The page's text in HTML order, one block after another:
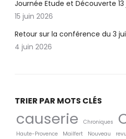
Journée Etude et Découverte 13
15 juin 2026
Retour sur la conférence du 3
4 juin 2026
TRIER PAR MOTS CLÉS
causerie Chroniques
Haute-Provence Mailfert Nouveau